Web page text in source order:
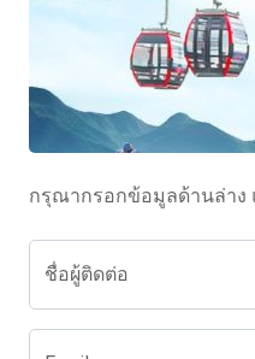
กรุณากรอกข้อมูลด้านล่าง
ชื่อผู้ติดต่อ